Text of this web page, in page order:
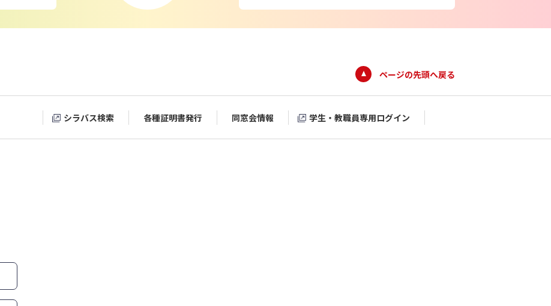
ページの先頭へ戻る
シラバス検索 各種証明書発行 同窓会情報 学生・教職員専用ログイン